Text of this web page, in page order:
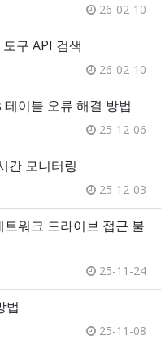
26-02-10
구 API 검색
26-02-10
이블 오류 해결 방법
25-12-06
간 모니터링
25-12-03
워크 드라이브 접근 불
25-11-24
법
25-11-08